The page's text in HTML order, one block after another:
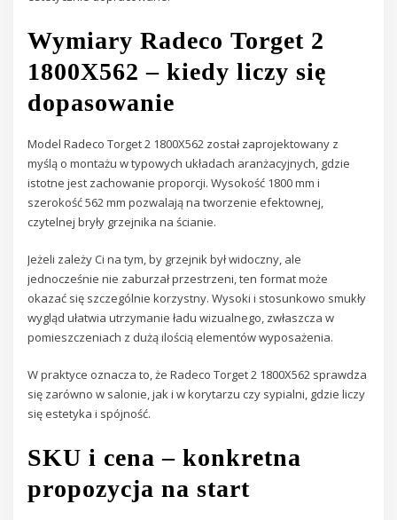
Wymiary Radeco Torget 2
1800X562 – kiedy liczy się
dopasowanie
Model Radeco Torget 2 1800X562 został zaprojektowany z
myślą o montażu w typowych układach aranżacyjnych, gdzie
istotne jest zachowanie proporcji. Wysokość 1800 mm i
szerokość 562 mm pozwalają na tworzenie efektownej,
czytelnej bryły grzejnika na ścianie.
Jeżeli zależy Ci na tym, by grzejnik był widoczny, ale
jednocześnie nie zaburzał przestrzeni, ten format może
okazać się szczególnie korzystny. Wysoki i stosunkowo smukły
wygląd ułatwia utrzymanie ładu wizualnego, zwłaszcza w
pomieszczeniach z dużą ilością elementów wyposażenia.
W praktyce oznacza to, że Radeco Torget 2 1800X562 sprawdza
się zarówno w salonie, jak i w korytarzu czy sypialni, gdzie liczy
się estetyka i spójność.
SKU i cena – konkretna
propozycja na start